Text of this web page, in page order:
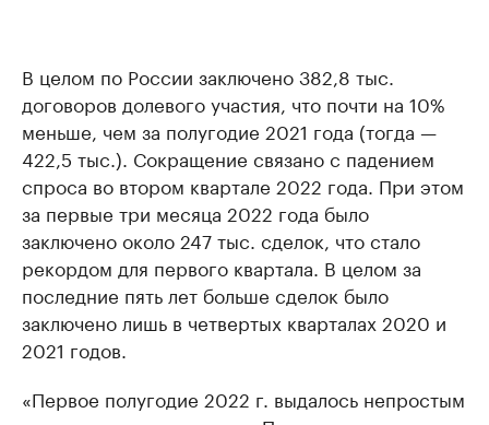
В целом по России заключено 382,8 тыс.
договоров долевого участия, что почти на 10%
меньше, чем за полугодие 2021 года (тогда —
422,5 тыс.). Сокращение связано с падением
спроса во втором квартале 2022 года. При этом
за первые три месяца 2022 года было
заключено около 247 тыс. сделок, что стало
рекордом для первого квартала. В целом за
последние пять лет больше сделок было
заключено лишь в четвертых кварталах 2020 и
2021 годов.
«Первое полугодие 2022 г. выдалось непростым